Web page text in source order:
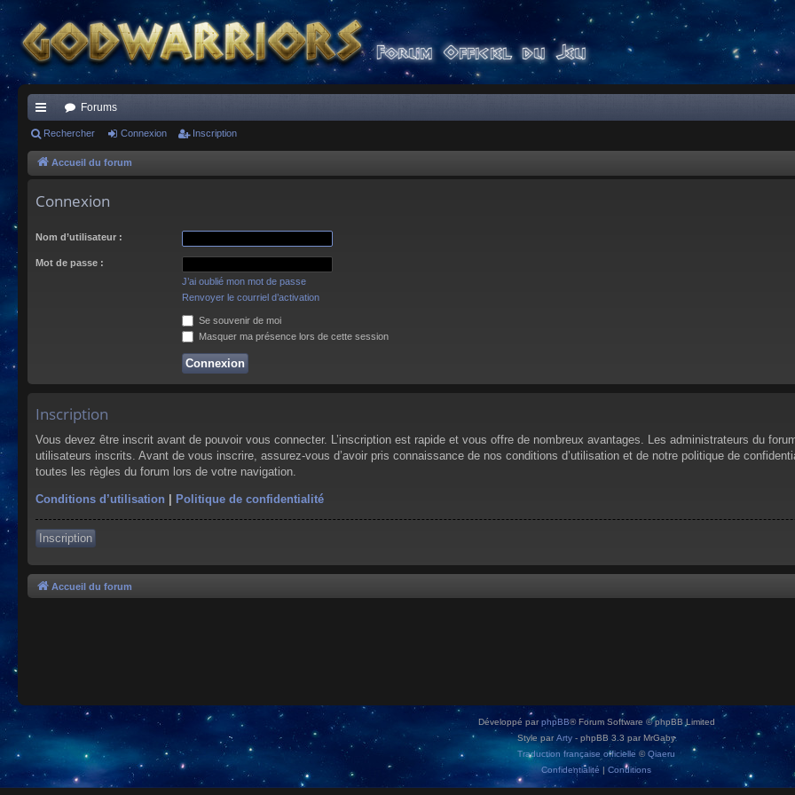
ac
co
s
Forums
Rechercher Connexion Inscription
Accueil du forum
Connexion
Nom d’utilisateur :
Mot de passe :
J’ai oublié mon mot de passe
Renvoyer le courriel d’activation
Se souvenir de moi
Masquer ma présence lors de cette session
Inscription
Vous devez être inscrit avant de pouvoir vous connecter. L’inscription est rapide et vous offre de nombreux avantages. Les administrateurs du
utilisateurs inscrits. Avant de vous inscrire, assurez-vous d’avoir pris connaissance de nos conditions d’utilisation et de notre politique de
toutes les règles du forum lors de votre navigation.
Conditions d’utilisation | Politique de confidentialité
Inscription
Accueil du forum
Développé parphpBB® Forum Software © phpBB Limited
Style par Arty - phpBB 3.3 par MrGaby
Traduction française officielle ©Qiaeru
Confidentialité | Conditions